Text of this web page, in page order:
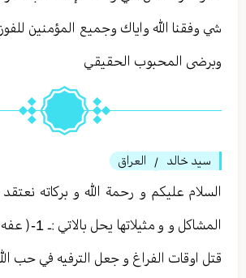
شي وفقنا الله واياك وجميع المؤمنين
وبرضى المحبوب الحقيقي
سيد خالد / العراق
السلام عليكم و رحمة الله و بركاته
قتل اوقات الفراغ و جعل الترفيه في حب